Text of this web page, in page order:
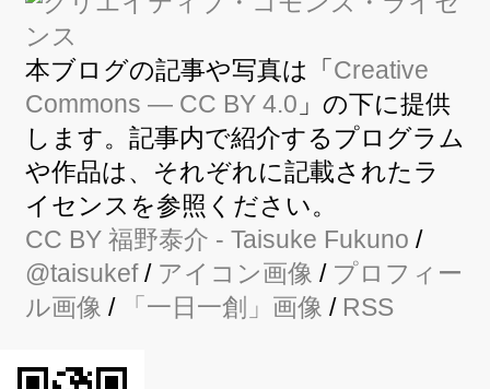
本ブログの記事や写真は「 Creative
Commons — CC BY 4.0 」の下に提供
します。記事内で紹介するプログラム
や作品は、それぞれに記載されたラ
イセンスを参照ください。
CC BY 福野泰介 - Taisuke Fukuno /
@taisukef/ アイコン画像 / プロフィー
ル画像 / 「一日一創」画像 / RSS